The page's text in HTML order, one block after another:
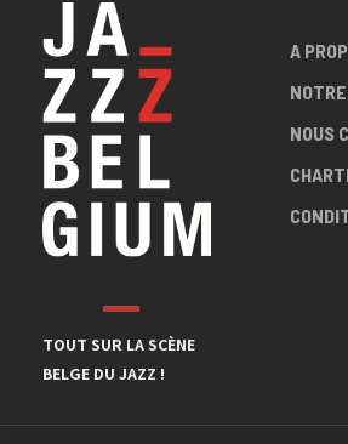
TOUT SUR LA SCÈNE
BELGE DU JAZZ !
A
NOUS